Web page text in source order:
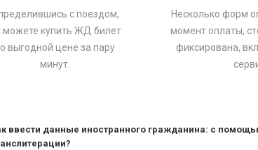
с поездом,
можете купить ЖД билет
выгодной цене за пару
минут.
Несколько форм
момент оплаты,
фиксирована,
ввести данные иностранного гражданина: с